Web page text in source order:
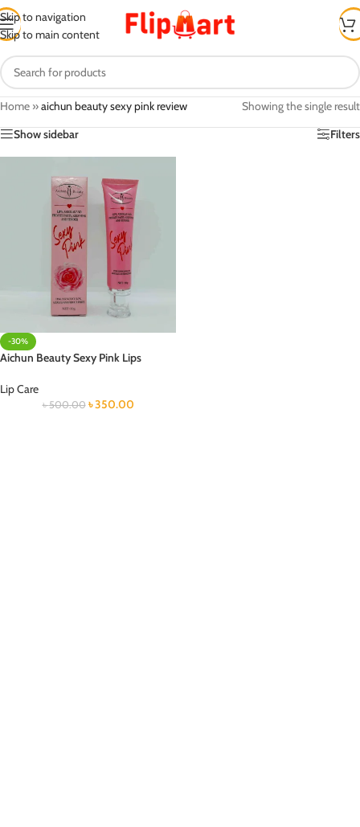
Skip to navigation
Skip to main content
Home »aichun beauty sexy pink review
Showing the single result
Show sidebar
Filters
-30%
Aichun Beauty Sexy Pink Lips
Lip Care
৳500.00 ৳350.00